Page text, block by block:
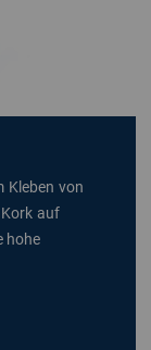
Kleben von
auf
hohe